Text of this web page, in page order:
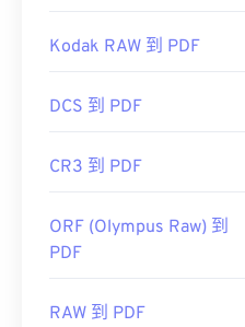
Kodak RAW 到 PDF
DCS 到 PDF
CR3 到 PDF
ORF (Olympus Raw) 到
PDF
RAW 到 PDF